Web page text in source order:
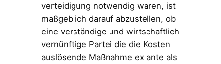
verteidigung notwendig waren, ist
maßgeblich darauf abzustellen, ob
eine verständige und wirtschaftlich
vernünftige Partei die die Kosten
auslösende Maßnahme ex ante als